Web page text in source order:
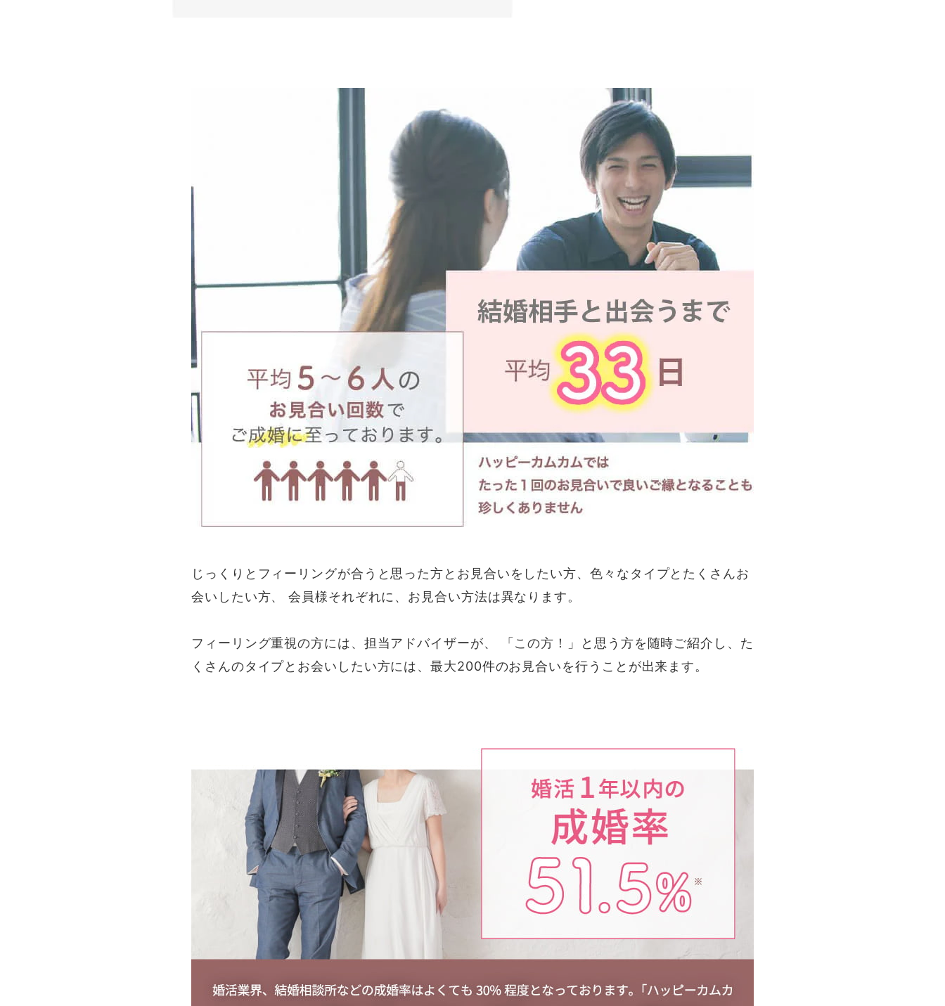
じっくりとフィーリングが合うと思った方とお見合いをしたい方、色々なタイプとたくさんお
会いしたい方、 会員様それぞれに、お見合い方法は異なります。
フィーリング重視の方には、担当アドバイザーが、 「この方！」と思う方を随時ご紹介し、た
くさんのタイプとお会いしたい方には、最大200件のお見合いを行うことが出来ます。